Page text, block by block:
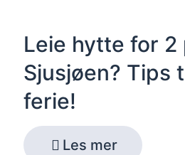
Leie hytte for 2
Sjusjøen? Tips
ferie!
Les mer